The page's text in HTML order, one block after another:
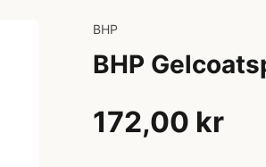
BHP
BHP
172,00 kr